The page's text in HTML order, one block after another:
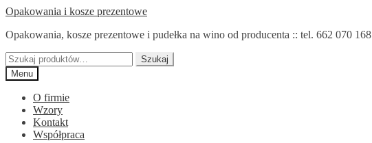
Przejdź
nawigacji
Przejdź
treści
Opakowania i kosze prezentowe
Opakowania, kosze prezentowe i pudełka na wino od producenta :: tel. 662 070 168
Szukaj:
Szukaj
Menu
O firmie
Wzory
Kontakt
Współpraca